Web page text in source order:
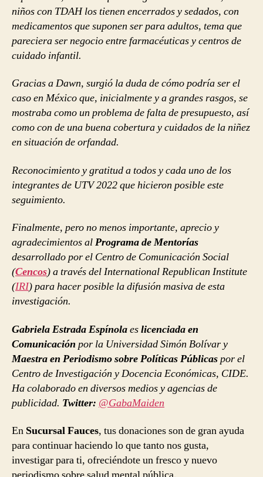
niños con TDAH los tienen encerrados y sedados, con
medicamentos que suponen ser para adultos, tema que
pareciera ser negocio entre farmacéuticas y centros de
cuidado infantil.
Gracias a Dawn, surgió la duda de cómo podría ser el
caso en México que, inicialmente y a grandes rasgos, se
mostraba como un problema de falta de presupuesto, así
como con de una buena cobertura y cuidados de la niñez
en situación de orfandad.
Reconocimiento y gratitud a todos y cada uno de los
integrantes de UTV 2022 que hicieron posible este
seguimiento.
Finalmente, pero no menos importante, aprecio y
agradecimientos alPrograma de Mentorías
desarrollado por el Centro de Comunicación Social
(Cencos) a través del International Republican Institute
(IRI) para hacer posible la difusión masiva de esta
investigación.
Gabriela Estrada Espínolaeslicenciada en
Comunicación por la Universidad Simón Bolívar y
Maestra en Periodismo sobre Políticas Públicaspor el
Centro de Investigación y Docencia Económicas, CIDE.
Ha colaborado en diversos medios y agencias de
publicidad. Twitter: @GabaMaiden
En Sucursal Fauces, tus donaciones son de gran ayuda
para continuar haciendo lo que tanto nos gusta,
investigar para ti, ofreciéndote un fresco y nuevo